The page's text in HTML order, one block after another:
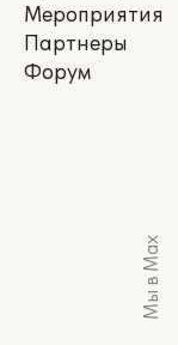
Мероприятия
Партнеры
Форум
Мы в Max